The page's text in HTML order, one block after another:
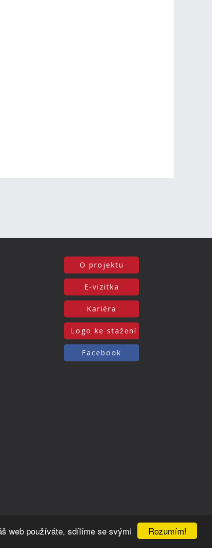
Rozumím!
web používáte, sdílíme se svými
O projektu
E-vizitka
Kariéra
Logo ke stažení
Facebook